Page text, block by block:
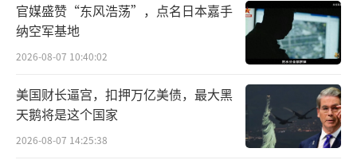
官媒盛赞“东风浩荡”，点名日本嘉手
纳空军基地
2026-08-07 10:40:02
美国财长逼宫，扣押万亿美债，最大黑
天鹅将是这个国家
2026-08-07 14:25:38